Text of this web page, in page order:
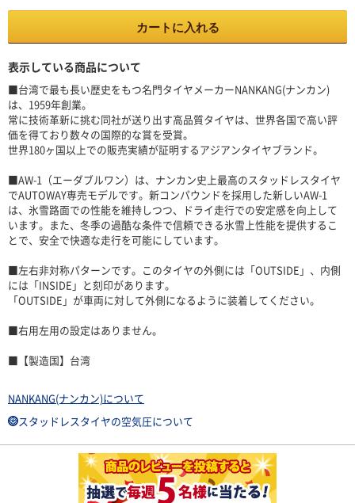
カートに入れる
表示している商品について
■台湾で最も長い歴史をもつ名門タイヤメーカーNANKANG(ナンカン)
は、1959年創業。
常に技術革新に挑む同社が送り出す高品質タイヤは、世界各国で高い評
価を得ており数々の国際的な賞を受賞。
世界180ヶ国以上での販売実績が証明するアジアンタイヤブランド。
■AW-1（エーダブルワン）は、ナンカン史上最高のスタッドレスタイヤ
でAUTOWAY専売モデルです。新コンパウンドを採用した新しいAW-1
は、氷雪路面での性能を維持しつつ、ドライ走行での安定感を向上して
います。また、冬季の過酷な条件で信頼できる氷雪上性能を提供するこ
とで、安全で快適な走行を可能にしています。
■左右非対称パターンです。このタイヤの外側には「OUTSIDE」、内側
には「INSIDE」と刻印があります。
「OUTSIDE」が車両に対して外側になるように装着してください。
■右用左用の設定はありません。
■【製造国】台湾
NANKANG(ナンカン)について
スタッドレスタイヤの空気圧について